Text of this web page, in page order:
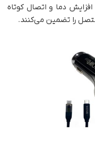
دما و اتصال کوتاه
را تضمین می‌کنند.